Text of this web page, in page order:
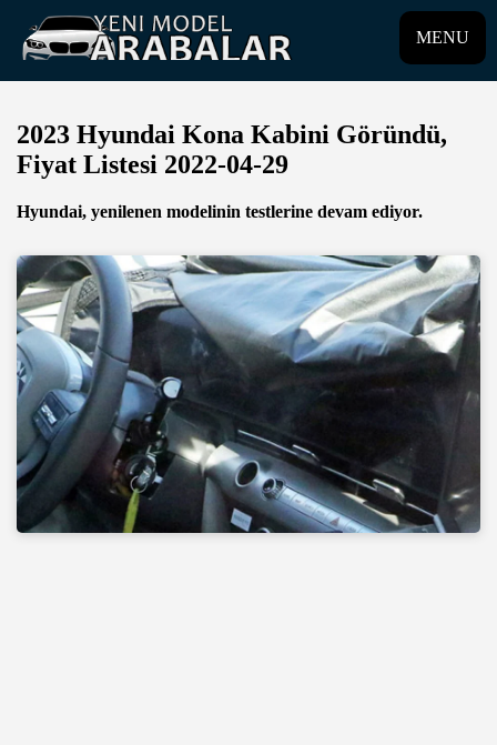
MENU
2023 Hyundai Kona Kabini Göründü,
Fiyat Listesi 2022-04-29
Hyundai, yenilenen modelinin testlerine devam ediyor.